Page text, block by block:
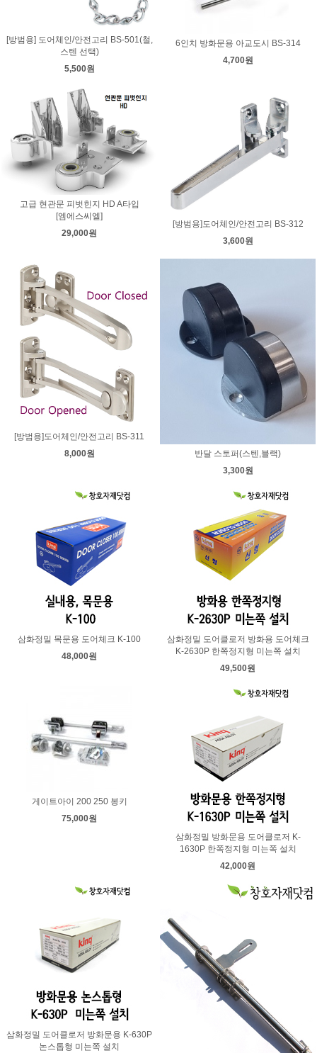
[방범용] 도어체인/안전고리 BS-501(철,
스텐 선택)
5,500원
6인치 방화문용 아교도시 BS-314
4,700원
고급 현관문 피벗힌지 HD A타입
[엠에스씨엘]
29,000원
[방범용]도어체인/안전고리 BS-312
3,600원
[방범용]도어체인/안전고리 BS-311
8,000원
반달 스토퍼(스텐,블랙)
3,300원
삼화정밀 목문용 도어체크 K-100
48,000원
삼화정밀 도어클로저 방화용 도어체크
K-2630P 한쪽정지형 미는쪽 설치
49,500원
게이트아이 200 250 봉키
75,000원
삼화정밀 방화문용 도어클로저 K-
1630P 한쪽정지형 미는쪽 설치
42,000원
삼화정밀 도어클로저 방화문용 K-630P
논스톱형 미는쪽 설치